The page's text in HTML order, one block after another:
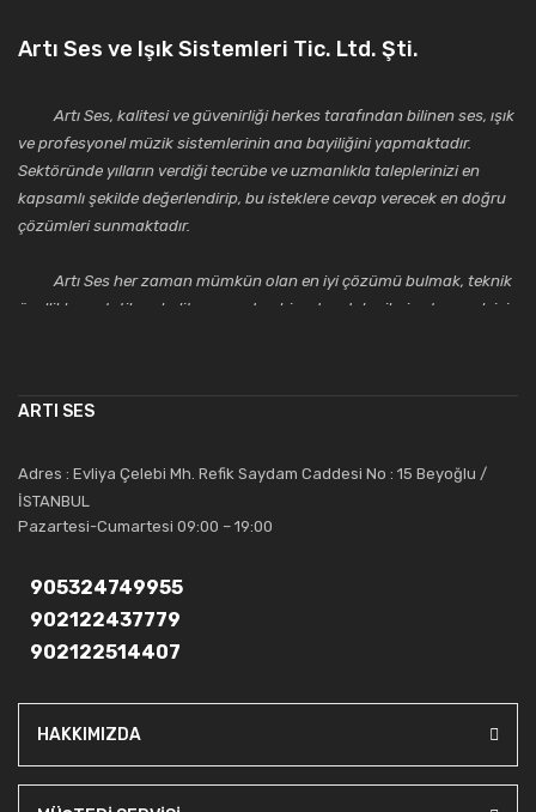
Artı Ses ve Işık Sistemleri Tic. Ltd. Şti.
Artı Ses, kalitesi ve güvenirliği herkes tarafından bilinen ses, ışık
ve profesyonel müzik sistemlerinin ana bayiliğini yapmaktadır.
Sektöründe yılların verdiği tecrübe ve uzmanlıkla taleplerinizi en
kapsamlı şekilde değerlendirip, bu isteklere cevap verecek en doğru
çözümleri sunmaktadır.
Artı Ses her zaman mümkün olan en iyi çözümü bulmak, teknik
özellikler, estetik ve kalite açısından bir adım daha ileriye taşımak için
saygıdeğer yerini kazanmıştır.
Artı Ses, güler yüzü ve deneyimi ile bu gün ve gelecekte
güvenebileceğiniz bir tercihtir.
ARTI SES
Adres : Evliya Çelebi Mh. Refik Saydam Caddesi No : 15 Beyoğlu /
İSTANBUL
Pazartesi-Cumartesi 09:00 – 19:00
905324749955
902122437779
902122514407
HAKKIMIZDA